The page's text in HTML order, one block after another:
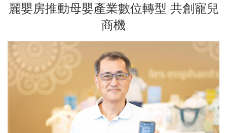
麗嬰房推動母嬰產業數位轉型 共創寵兒
商機